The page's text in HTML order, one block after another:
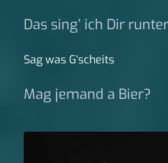
Das sing’ ich Dir
Sag was G‘scheits
Mag jemand a Bier?